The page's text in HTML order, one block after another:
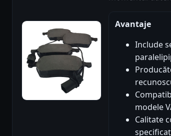
Avantaje
Include
modele
Calitate